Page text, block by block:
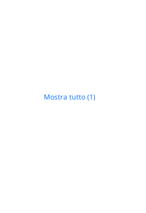
Mostra tutto (1)